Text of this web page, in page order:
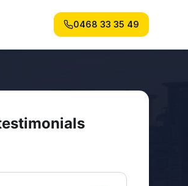
0468 33 35 49